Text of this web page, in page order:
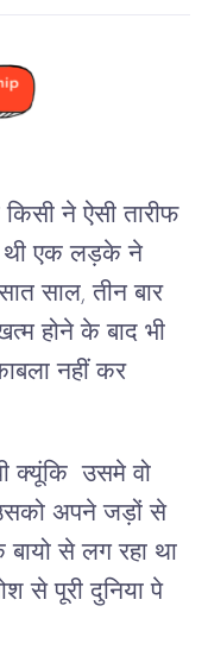
ने ऐसी तारीफ
थी एक लड़के ने
साल, तीन बार
होने के बाद भी
नहीं कर
क्यूंकि उसमे वो
उसको अपने जड़ों से
से लग रहा था
से पूरी दुनिया पे